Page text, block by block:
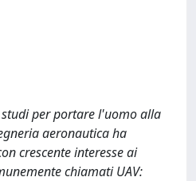
per portare l'uomo alla
aeronautica ha
crescente interesse ai
chiamati UAV: